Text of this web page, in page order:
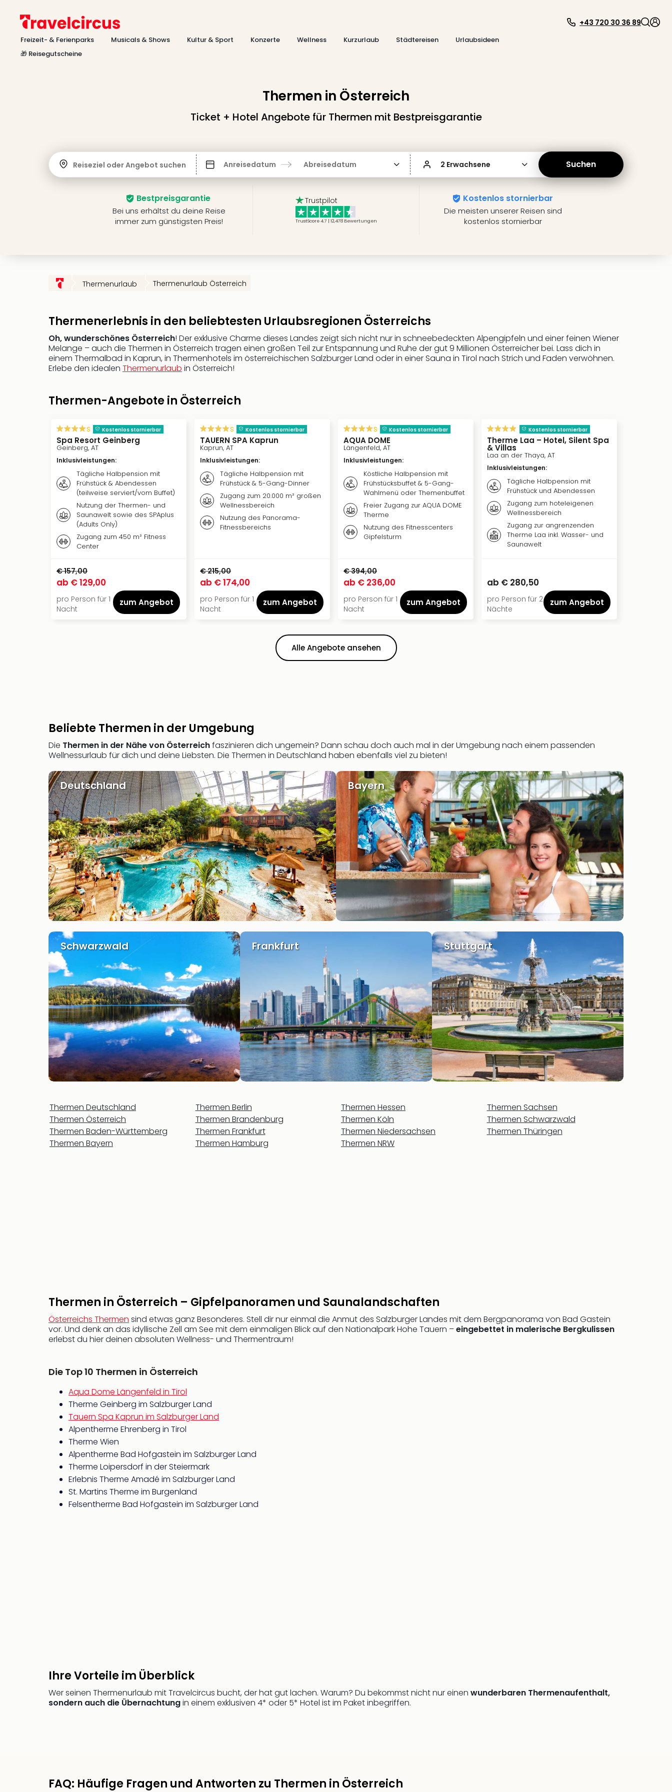
Freizeit- & Ferienparks Musicals & Shows Kultur & Sport Konzerte Wellness Kurzurlaub Städtereisen
Urlaubsideen
🎁 Reisegutscheine
+43 720 30 36 89
Thermen in Österreich
Ticket + Hotel Angebote für Thermen mit Bestpreisgarantie
Reiseziel oder Angebot suchen Anreisedatum Abreisedatum 2 Erwachsene Suchen
Bestpreisgarantie
Bei uns erhältst du deine Reise
immer zum günstigsten Preis!
Trustpilot
TrustScore 4.7 | 12,478 Bewertungen
Kostenlos stornierbar
Die meisten unserer Reisen sind
kostenlos stornierbar
Thermenurlaub Thermenurlaub Österreich
Thermenerlebnis in den beliebtesten Urlaubsregionen Österreichs
Oh, wunderschönes Österreich! Der exklusive Charme dieses Landes zeigt sich nicht nur in schneebedeckten Alpengipfeln und einer feinen Wiener
Melange – auch die Thermen in Österreich tragen einen großen Teil zur Entspannung und Ruhe der gut 9 Millionen Österreicher bei. Lass dich in
einem Thermalbad in Kaprun, in Thermenhotels im österreichischen Salzburger Land oder in einer Sauna in Tirol nach Strich und Faden verwöhnen.
Erlebe den idealen Thermenurlaub in Österreich!
Thermen-Angebote in Österreich
s Kostenlos stornierbar
Spa Resort Geinberg
Geinberg, AT
Inklusivleistungen:
Tägliche Halbpension mit
Frühstück & Abendessen
(teilweise serviert/vom Buffet)
Nutzung der Thermen- und
Saunawelt sowie des SPAplus
(Adults Only)
Zugang zum 450 m² Fitness
Center
€ 157,00
ab € 129,00
pro Person für 1
Nacht
zum Angebot
s Kostenlos stornierbar
TAUERN SPA Kaprun
Kaprun, AT
Inklusivleistungen:
Tägliche Halbpension mit
Frühstück & 5-Gang-Dinner
Zugang zum 20.000 m² großen
Wellnessbereich
Nutzung des Panorama-
Fitnessbereichs
€ 215,00
ab € 174,00
pro Person für 1
Nacht
zum Angebot
s Kostenlos stornierbar
AQUA DOME
Längenfeld, AT
Inklusivleistungen:
Köstliche Halbpension mit
Frühstücksbuffet & 5-Gang-
Wahlmenü oder Themenbuffet
Freier Zugang zur AQUA DOME
Therme
Nutzung des Fitnesscenters
Gipfelsturm
€ 394,00
ab € 236,00
pro Person für 1
Nacht
zum Angebot
Kostenlos stornierbar
Therme Laa – Hotel, Silent Spa
& Villas
Laa an der Thaya, AT
Inklusivleistungen:
Tägliche Halbpension mit
Frühstück und Abendessen
Zugang zum hoteleigenen
Wellnessbereich
Zugang zur angrenzenden
Therme Laa inkl. Wasser- und
Saunawelt
ab € 280,50
pro Person für 2
Nächte
zum Angebot
Alle Angebote ansehen
Beliebte Thermen in der Umgebung
Die Thermen in der Nähe von Österreichfaszinieren dich ungemein? Dann schau doch auch mal in der Umgebung nach einem passenden
Wellnessurlaub für dich und deine Liebsten. Die Thermen in Deutschland haben ebenfalls viel zu bieten!
Deutschland Bayern
Schwarzwald Frankfurt Stuttgart
Thermen Deutschland
Thermen Österreich
Thermen Baden-Württemberg
Thermen Bayern
Thermen Berlin
Thermen Brandenburg
Thermen Frankfurt
Thermen Hamburg
Thermen Hessen
Thermen Köln
Thermen Niedersachsen
Thermen NRW
Thermen Sachsen
Thermen Schwarzwald
Thermen Thüringen
Thermen in Österreich – Gipfelpanoramen und Saunalandschaften
Österreichs Thermen sind etwas ganz Besonderes. Stell dir nur einmal die Anmut des Salzburger Landes mit dem Bergpanorama von Bad Gastein
vor. Und denk an das idyllische Zell am See mit dem einmaligen Blick auf den Nationalpark Hohe Tauern –eingebettet in malerische Bergkulissen
erlebst du hier deinen absoluten Wellness- und Thermentraum!
Die Top 10 Thermen in Österreich
Aqua Dome Längenfeld in Tirol
Therme Geinberg im Salzburger Land
Tauern Spa Kaprun im Salzburger Land
Alpentherme Ehrenberg in Tirol
Therme Wien
Alpentherme Bad Hofgastein im Salzburger Land
Therme Loipersdorf in der Steiermark
Erlebnis Therme Amadé im Salzburger Land
St. Martins Therme im Burgenland
Felsentherme Bad Hofgastein im Salzburger Land
Ihre Vorteile im Überblick
Wer seinen Thermenurlaub mit Travelcircus bucht, der hat gut lachen. Warum? Du bekommst nicht nur einen wunderbaren Thermenaufenthalt,
sondern auch die Übernachtungin einem exklusiven 4* oder 5* Hotel ist im Paket inbegriffen.
FAQ: Häufige Fragen und Antworten zu Thermen in Österreich